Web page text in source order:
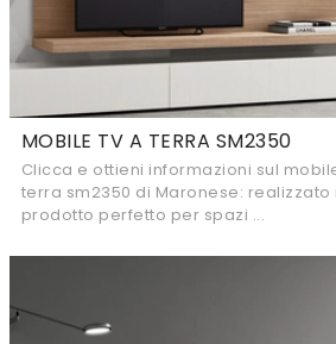
MOBILE TV A TERRA SM2350
Clicca e ottieni informazioni sul
terra sm2350 di Maronese: realizzato
prodotto perfetto per spazi ...